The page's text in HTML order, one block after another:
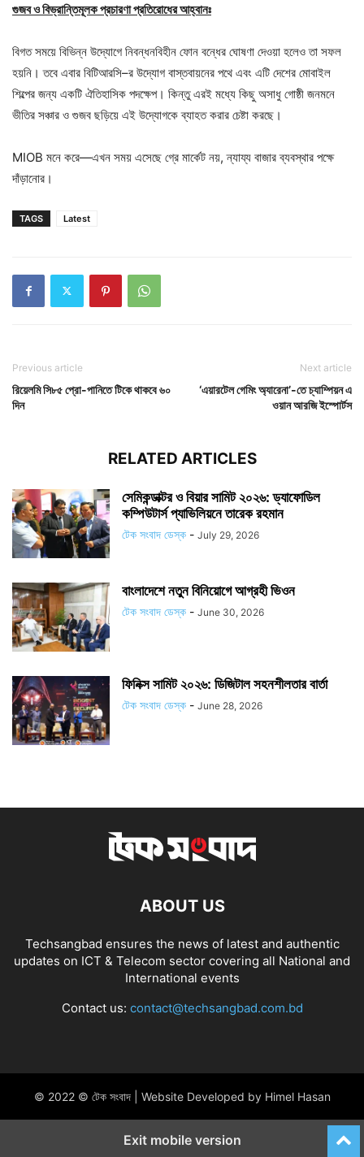
গুজব ও বিভ্রান্তিমূলক প্রচারণা প্রতিরোধের আহ্বানঃ
বিগত সময়ে বিভিন্ন উদ্যোগে নিবন্ধনবিহীন ফোন বন্ধের ঘোষণা দেওয়া হলেও তা সফল
হয়নি। তবে এবার বিটিআরসি–র উদ্যোগ বাস্তবায়নের পথে এবং এটি দেশের মোবাইল
শিল্পের জন্য একটি ঐতিহাসিক পদক্ষেপ। কিন্তু এরই মধ্যে কিছু অসাধু গোষ্ঠী জনমনে
ভীতির সঞ্চার ও গুজব ছড়িয়ে এই উদ্যোগকে ব্যাহত করার চেষ্টা করছে।
MIOB মনে করে—এখন সময় এসেছে গ্রে মার্কেট নয়, ন্যায্য বাজার ব্যবস্থার পক্ষে
দাঁড়ানোর।
TAGS Latest
Previous article
রিয়েলমি সি৮৫ প্রো-পানিতে টিকে থাকবে ৬০
দিন
Next article
‘এয়ারটেল গেমিং অ্যারেনা’-তে চ্যাম্পিয়ন এ
ওয়ান আরজি ইস্পোর্টস
RELATED ARTICLES
সেমিকন্ডাক্টর ও বিয়ার সামিট ২০২৬: ড্যাফোডিল
কম্পিউটার্স প্যাভিলিয়নে তারেক রহমান
টেক সংবাদ ডেস্ক - July 29, 2026
বাংলাদেশে নতুন বিনিয়োগে আগ্রহী ভিওন
টেক সংবাদ ডেস্ক - June 30, 2026
ফিনিক্স সামিট ২০২৬: ডিজিটাল সহনশীলতার বার্তা
টেক সংবাদ ডেস্ক - June 28, 2026
ABOUT US
Techsangbad ensures the news of latest and authentic
updates on ICT & Telecom sector covering all National and
International events
Contact us: contact@techsangbad.com.bd
© 2022 © টেক সংবাদ | Website Developed by Himel Hasan
Exit mobile version